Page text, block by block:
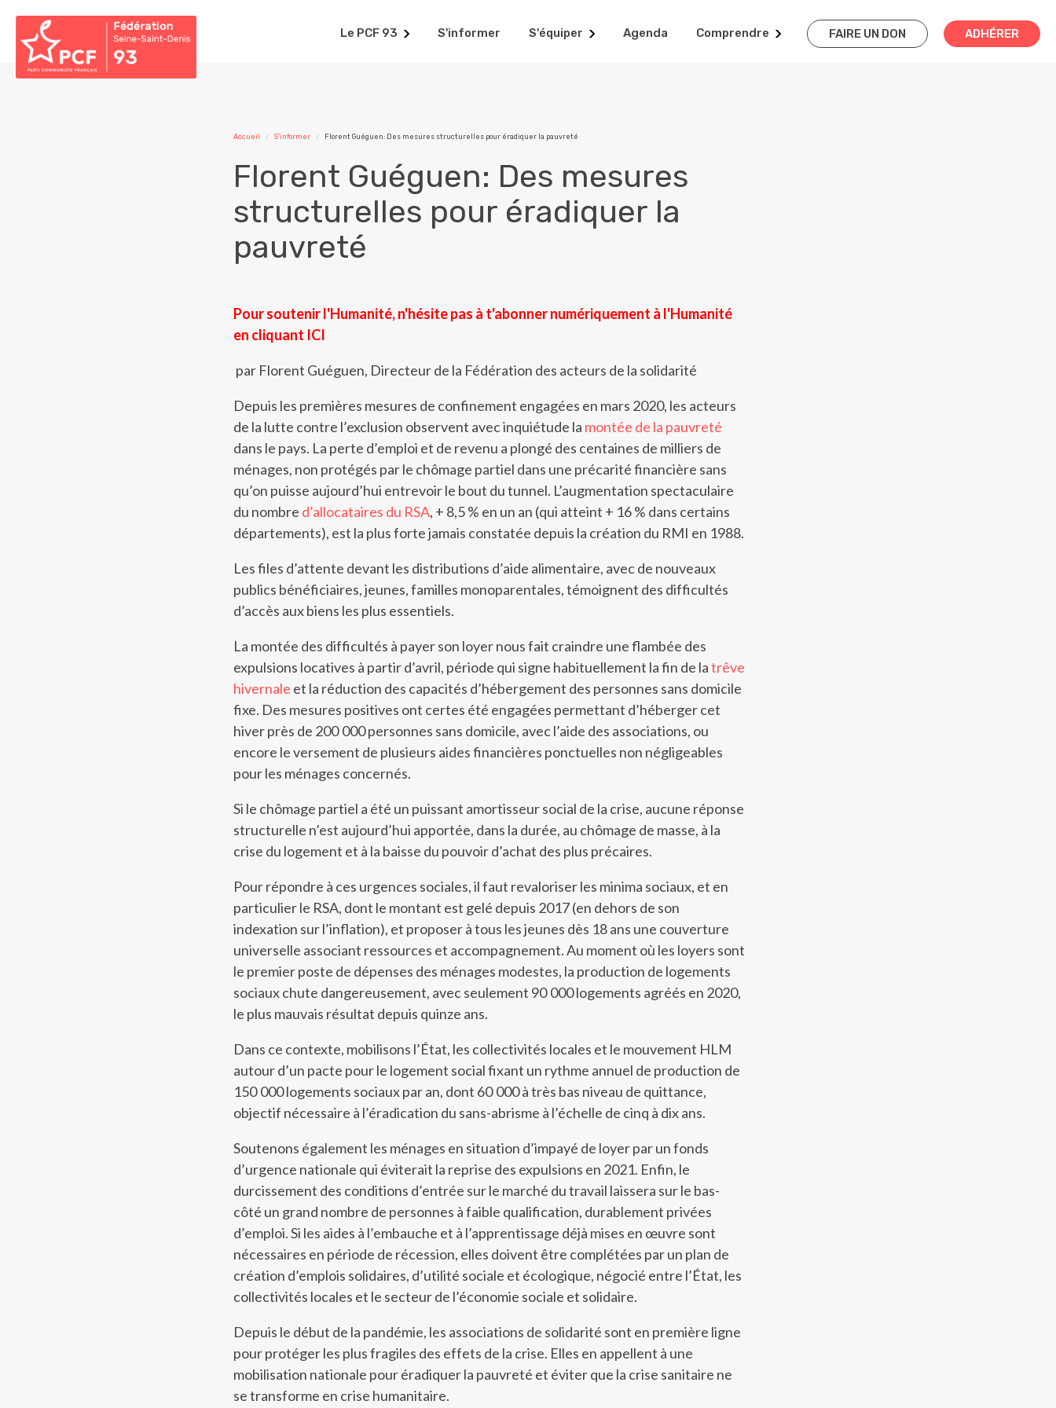
FAIRE UN DON ADHÉRER
Le PCF 93 S'informer S'équiper Agenda Comprendre
Accueil S'informer Florent Guéguen: Des mesures structurelles pour éradiquer la pauvreté
Florent Guéguen: Des mesures
structurelles pour éradiquer la
pauvreté
Pour soutenir l'Humanité, n'hésite pas à t'abonner numériquement à l'Humanité
en cliquant ICI
par Florent Guéguen, Directeur de la Fédération des acteurs de la solidarité
Depuis les premières mesures de confinement engagées en mars 2020, les acteurs
de la lutte contre l’exclusion observent avec inquiétude la montée de la pauvreté
dans le pays. La perte d’emploi et de revenu a plongé des centaines de milliers de
ménages, non protégés par le chômage partiel dans une précarité financière sans
qu’on puisse aujourd’hui entrevoir le bout du tunnel. L’augmentation spectaculaire
du nombre d’allocataires du RSA, + 8,5 % en un an (qui atteint + 16 % dans certains
départements), est la plus forte jamais constatée depuis la création du RMI en 1988.
Les files d’attente devant les distributions d’aide alimentaire, avec de nouveaux
publics bénéficiaires, jeunes, familles monoparentales, témoignent des difficultés
d’accès aux biens les plus essentiels.
La montée des difficultés à payer son loyer nous fait craindre une flambée des
expulsions locatives à partir d’avril, période qui signe habituellement la fin de latrêve
hivernale et la réduction des capacités d’hébergement des personnes sans domicile
fixe. Des mesures positives ont certes été engagées permettant d’héberger cet
hiver près de 200 000 personnes sans domicile, avec l’aide des associations, ou
encore le versement de plusieurs aides financières ponctuelles non négligeables
pour les ménages concernés.
Si le chômage partiel a été un puissant amortisseur social de la crise, aucune réponse
structurelle n’est aujourd’hui apportée, dans la durée, au chômage de masse, à la
crise du logement et à la baisse du pouvoir d’achat des plus précaires.
Pour répondre à ces urgences sociales, il faut revaloriser les minima sociaux, et en
particulier le RSA, dont le montant est gelé depuis 2017 (en dehors de son
indexation sur l’inflation), et proposer à tous les jeunes dès 18 ans une couverture
universelle associant ressources et accompagnement. Au moment où les loyers sont
le premier poste de dépenses des ménages modestes, la production de logements
sociaux chute dangereusement, avec seulement 90 000 logements agréés en 2020,
le plus mauvais résultat depuis quinze ans.
Dans ce contexte, mobilisons l’État, les collectivités locales et le mouvement HLM
autour d’un pacte pour le logement social fixant un rythme annuel de production de
150 000 logements sociaux par an, dont 60 000 à très bas niveau de quittance,
objectif nécessaire à l’éradication du sans-abrisme à l’échelle de cinq à dix ans.
Soutenons également les ménages en situation d’impayé de loyer par un fonds
d’urgence nationale qui éviterait la reprise des expulsions en 2021. Enfin, le
durcissement des conditions d’entrée sur le marché du travail laissera sur le bas-
côté un grand nombre de personnes à faible qualification, durablement privées
d’emploi. Si les aides à l’embauche et à l’apprentissage déjà mises en œuvre sont
nécessaires en période de récession, elles doivent être complétées par un plan de
création d’emplois solidaires, d’utilité sociale et écologique, négocié entre l’État, les
collectivités locales et le secteur de l’économie sociale et solidaire.
Depuis le début de la pandémie, les associations de solidarité sont en première ligne
pour protéger les plus fragiles des effets de la crise. Elles en appellent à une
mobilisation nationale pour éradiquer la pauvreté et éviter que la crise sanitaire ne
se transforme en crise humanitaire.